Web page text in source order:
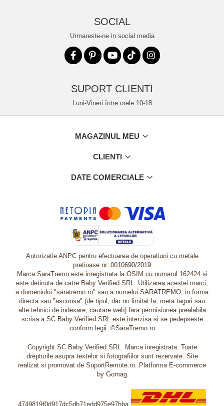
SOCIAL
Urmareste-ne in social media
SUPORT CLIENTI
Luni-Vineri între orele 10-18
MAGAZINUL MEU
CLIENTI
DATE COMERCIALE
Autorizatie ANPC pentru efectuarea de operatiuni cu metale
pretioase nr. 0010690/2019
Marca SaraTremo este inregistrata la OSIM cu numarul 162424 si
este detinuta de catre Baby Verified SRL. Utilizarea acestei marci,
a domeniului "saratremo.ro" sau a numelui SARATREMO, in forma
directa sau "ascunsa" (de tipul, dar nu limitat la, meta taguri sau
alte tehnici de indexare, cautare web) fara permisiunea prealabila
scrisa a SC Baby Verified SRL este interzisa si se pedepseste
conform legii. ©SaraTremo.ro
Copyright SC Baby Verified SRL. Marca inregistrata. Toate
drepturile asupra textelor si fotografiilor sunt rezervate. Site
realizat si promovat de SuportRemote.ro. Platforma E-commerce
by Gomag
4749819f0d917dc5db71edd975e97bba